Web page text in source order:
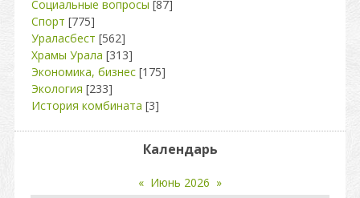
Социальные вопросы [87]
Спорт [775]
Ураласбест [562]
Храмы Урала [313]
Экономика, бизнес [175]
Экология [233]
История комбината [3]
Календарь
« Июнь 2026 »